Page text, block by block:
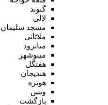
گتوند
لالی
مسجد سلیمان
ملاثانی
میانرود
مینوشهر
هفتگل
هندیجان
هویزه
ویس
بازگشت